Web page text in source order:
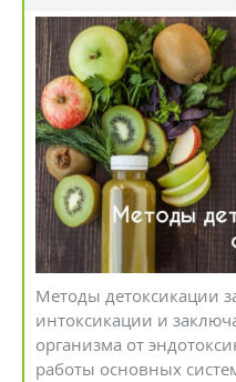
Методы детоксикации
интоксикации и
организма от
работы основных